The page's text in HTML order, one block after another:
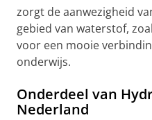
zorgt de aanwezigheid
gebied van waterstof,
voor een mooie
onderwijs.
Onderdeel van
Nederland